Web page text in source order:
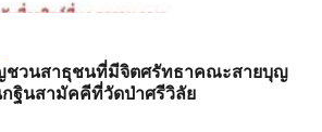
ชวนสาธุชนที่มีจิตศรัทธาคณะสายบุญ
ฐินสามัคคีที่วัดป่าศรีวิลัย